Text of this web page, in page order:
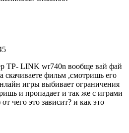
TP- LINK wr740n вообще вай фай
скачиваете фильм ,смотришь его
игры выбивает ограничения
и пропадает и так же с играми
чего это зависит? и как это